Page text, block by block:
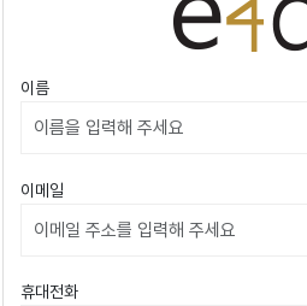
이름
이메일
휴대전화